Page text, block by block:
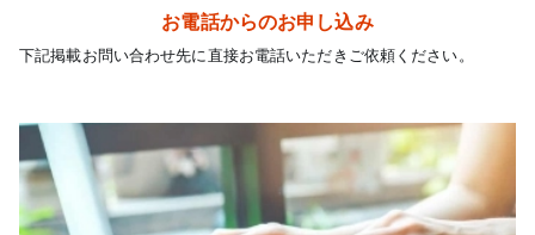
お電話からのお申し込み
下記掲載お問い合わせ先に直接お電話いただきご依頼ください。